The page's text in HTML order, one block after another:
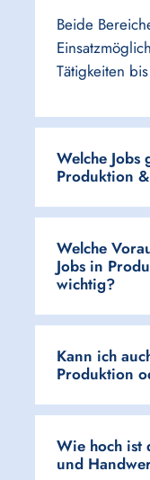
Beide
Tätigkeiten
Welche Jobs
Produktion
Welche
Jobs in
wichtig?
Kann ich
Produktion
Wie hoch ist
und